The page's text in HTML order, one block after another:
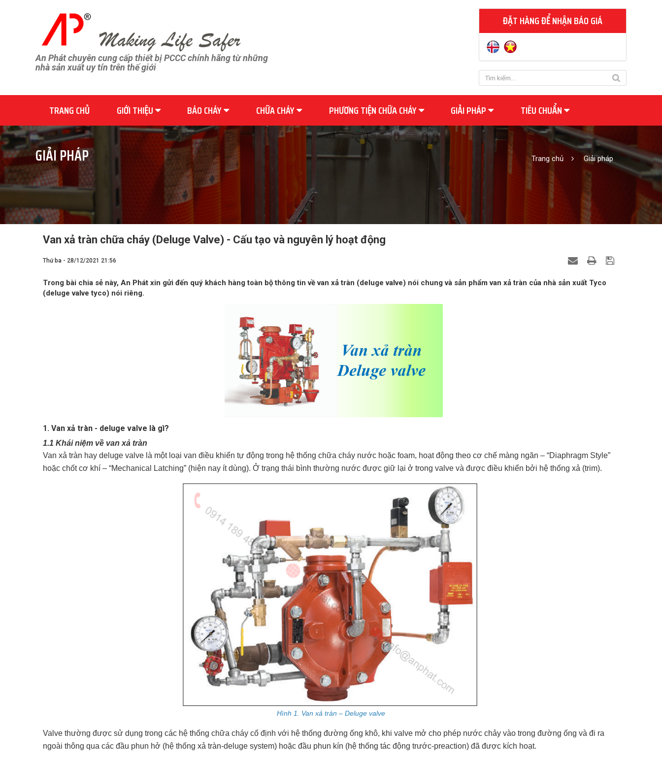
An Phát chuyên cung cấp thiết bị PCCC chính hãng từ những
nhà sản xuất uy tín trên thế giới
ĐẶT HÀNG ĐỂ NHẬN BÁO GIÁ
TRANG CHỦ GIỚI THIỆU BÁO CHÁY CHỮA CHÁY PHƯƠNG TIỆN CHỮA CHÁY GIẢI PHÁP TIÊU CHUẨN
GIẢI PHÁP Trang chủ Giải pháp
Van xả tràn chữa cháy (Deluge Valve) - Cấu tạo và nguyên lý hoạt động
Thứ ba - 28/12/2021 21:56
Trong bài chia sẻ này, An Phát xin gửi đến quý khách hàng toàn bộ thông tin về van xả tràn (deluge valve) nói chung và sản phẩm van xả tràn của nhà sản xuất Tyco
(deluge valve tyco) nói riêng.
1. Van xả tràn - deluge valve là gì?
1.1 Khái niệm về van xả tràn
Van xả tràn hay deluge valve là một loại van điều khiển tự động trong hệ thống chữa cháy nước hoặc foam, hoạt động theo cơ chế màng ngăn – “Diaphragm Style”
hoặc chốt cơ khí – “Mechanical Latching” (hiện nay ít dùng). Ở trạng thái bình thường nước được giữ lại ở trong valve và được điều khiển bởi hệ thống xả (trim).
Hình 1. Van xả tràn – Deluge valve
Valve thường được sử dụng trong các hệ thống chữa cháy cố định với hệ thống đường ống khô, khi valve mở cho phép nước chảy vào trong đường ống và đi ra
ngoài thông qua các đầu phun hở (hệ thống xả tràn-deluge system) hoặc đầu phun kín (hệ thống tác động trước-preaction) đã được kích hoạt.